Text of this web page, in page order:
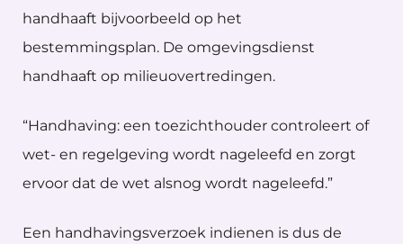
handhaaft bijvoorbeeld op het
bestemmingsplan. De omgevingsdienst
handhaaft op milieuovertredingen.
“Handhaving: een toezichthouder controleert of
wet- en regelgeving wordt nageleefd en zorgt
ervoor dat de wet alsnog wordt nageleefd.”
Een handhavingsverzoek indienen is dus de